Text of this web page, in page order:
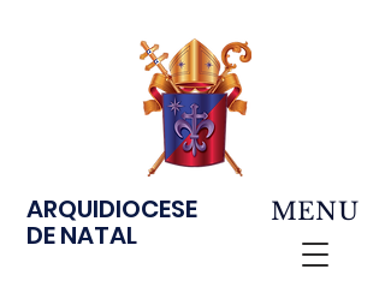
ARQUIDIOCESE
DE NATAL
MENU